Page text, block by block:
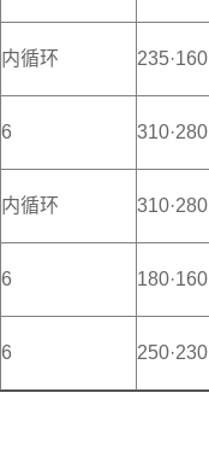
内循环 235·160
6 310·280
内循环 310·280
6 180·160
6 250·230